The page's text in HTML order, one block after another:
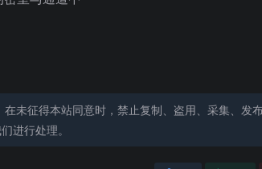
未征得本站同意时，禁止复制、盗用、采集、发
进行处理。